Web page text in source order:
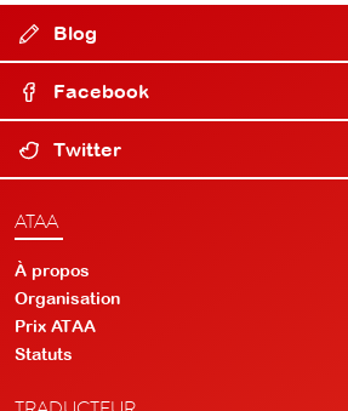
Blog
Facebook
Twitter
ATAA
À propos
Organisation
Prix ATAA
Statuts